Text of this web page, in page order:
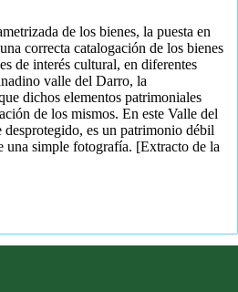
de los bienes, la puesta en
correcta catalogación de los bienes
de interés cultural, en diferentes
valle del Darro, la
dichos elementos patrimoniales
de los mismos. En este Valle del
es un patrimonio débil
una simple fotografía. [Extracto de la